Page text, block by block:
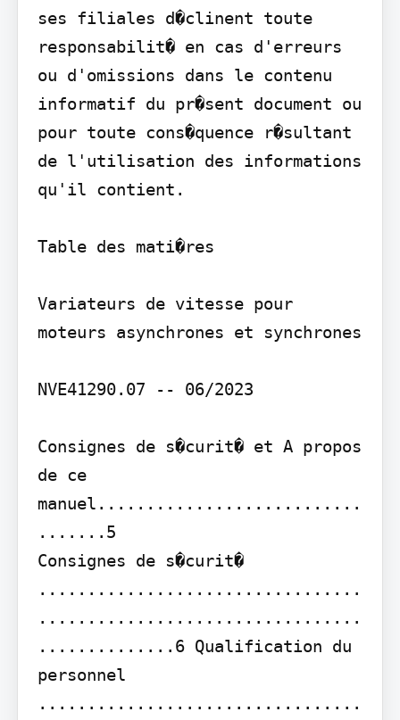
ses filiales d�clinent toute
responsabilit� en cas d'erreurs
ou d'omissions dans le contenu
informatif du pr�sent document ou
pour toute cons�quence r�sultant
de l'utilisation des informations
qu'il contient.
Table des mati�res
Variateurs de vitesse pour
moteurs asynchrones et synchrones
NVE41290.07 -- 06/2023
Consignes de s�curit� et A propos
de ce
manuel...........................
.......5
Consignes de s�curit�
.................................
.................................
..............6 Qualification du
personnel
.................................